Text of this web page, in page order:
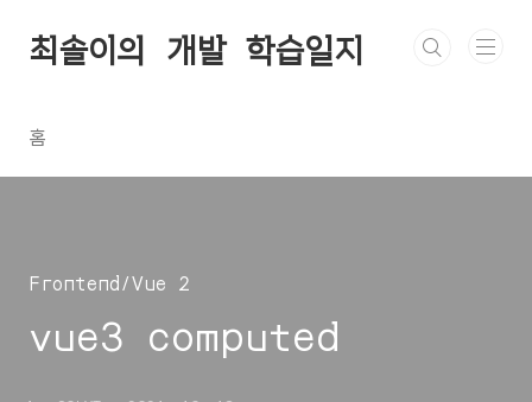
최솔이의 개발 학습일지
홈
Frontend/Vue 2
vue3 computed